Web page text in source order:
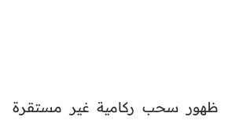
ظهور سحب ركامية غير مستقرة